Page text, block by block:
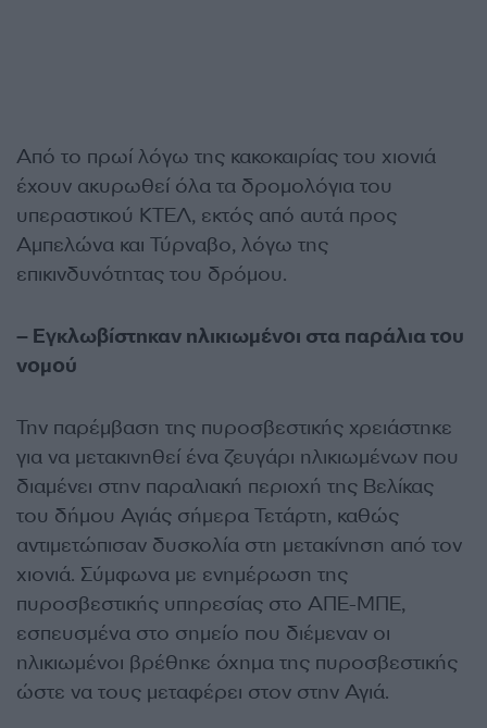
Από το πρωί λόγω της κακοκαιρίας του χιονιά
έχουν ακυρωθεί όλα τα δρομολόγια του
υπεραστικού ΚΤΕΛ, εκτός από αυτά προς
Αμπελώνα και Τύρναβο, λόγω της
επικινδυνότητας του δρόμου.
– Εγκλωβίστηκαν ηλικιωμένοι στα παράλια του
νομού
Την παρέμβαση της πυροσβεστικής χρειάστηκε
για να μετακινηθεί ένα ζευγάρι ηλικιωμένων που
διαμένει στην παραλιακή περιοχή της Βελίκας
του δήμου Αγιάς σήμερα Τετάρτη, καθώς
αντιμετώπισαν δυσκολία στη μετακίνηση από τον
χιονιά. Σύμφωνα με ενημέρωση της
πυροσβεστικής υπηρεσίας στο ΑΠΕ-ΜΠΕ,
εσπευσμένα στο σημείο που διέμεναν οι
ηλικιωμένοι βρέθηκε όχημα της πυροσβεστικής
ώστε να τους μεταφέρει στον στην Αγιά.